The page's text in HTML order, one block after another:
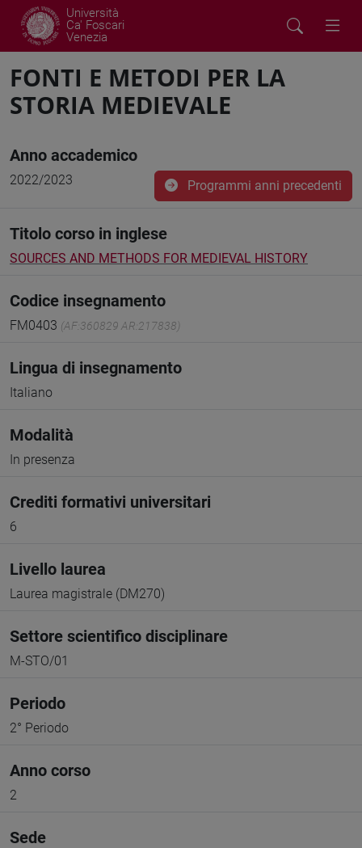
Università
Ca' Foscari
Venezia
FONTI E METODI PER LA
STORIA MEDIEVALE
Anno accademico
2022/2023 Programmi anni precedenti
Titolo corso in inglese
SOURCES AND METHODS FOR MEDIEVAL HISTORY
Codice insegnamento
FM0403 (AF:360829 AR:217838)
Lingua di insegnamento
Italiano
Modalità
In presenza
Crediti formativi universitari
6
Livello laurea
Laurea magistrale (DM270)
Settore scientifico disciplinare
M-STO/01
Periodo
2° Periodo
Anno corso
2
Sede